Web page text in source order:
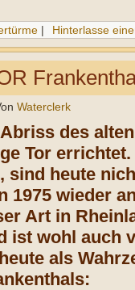
| Hinterlasse
Waterclerk
des
Tor
sind heute
1975 wieder
Art in
ist wohl auch
als